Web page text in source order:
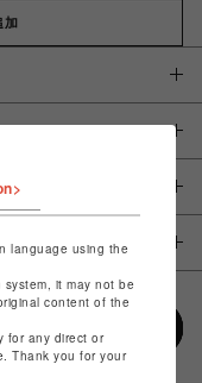
加
language using the
it may not be
content of the
for any direct or
Thank you for your